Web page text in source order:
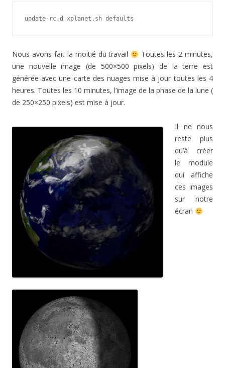
update-rc.d xplanet.sh defaults
Nous avons fait la moitié du travail
Toutes les 2 minutes,
une nouvelle image (de 500×500 pixels) de la terre est
générée avec une carte des nuages mise à jour toutes les 4
heures. Toutes les 10 minutes, l’image de la phase de la lune (
de 250×250 pixels) est mise à jour.
Il ne nous
reste plus
qu’à créer
le module
qui affiche
ces images
sur notre
écran